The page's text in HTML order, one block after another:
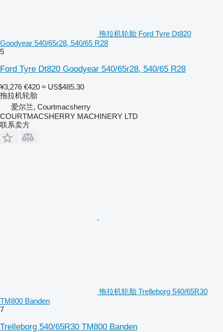
拖拉机轮胎 Ford Tyre Dt820
Goodyear 540/65r28, 540/65 R28
5
Ford Tyre Dt820 Goodyear 540/65r28, 540/65 R28
¥3,276 €420 ≈ US$485.30
拖拉机轮胎
爱尔兰, Courtmacsherry
COURTMACSHERRY MACHINERY LTD
联系卖方
拖拉机轮胎 Trelleborg 540/65R30
TM800 Banden
7
Trelleborg 540/65R30 TM800 Banden